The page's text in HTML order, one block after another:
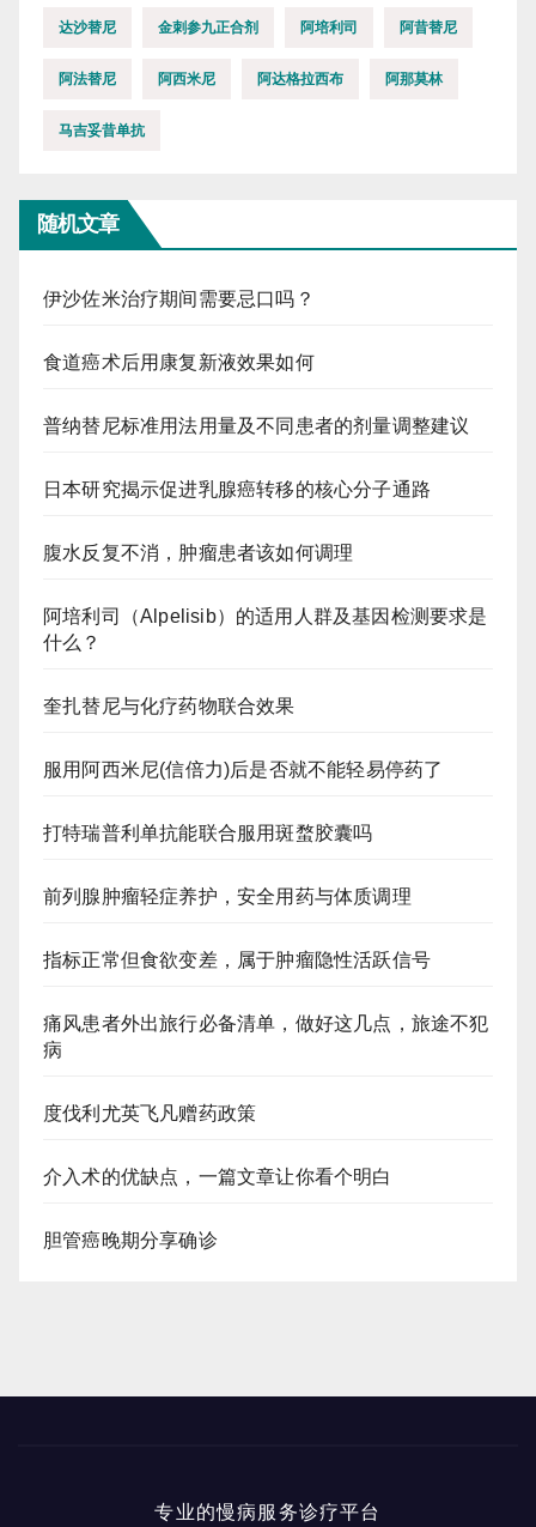
达沙替尼 金刺参九正合剂 阿培利司 阿昔替尼
阿法替尼 阿西米尼 阿达格拉西布 阿那莫林
马吉妥昔单抗
随机文章
伊沙佐米治疗期间需要忌口吗？
食道癌术后用康复新液效果如何
普纳替尼标准用法用量及不同患者的剂量调整建议
日本研究揭示促进乳腺癌转移的核心分子通路
腹水反复不消，肿瘤患者该如何调理
阿培利司（Alpelisib）的适用人群及基因检测要求是
什么？
奎扎替尼与化疗药物联合效果
服用阿西米尼(信倍力)后是否就不能轻易停药了
打特瑞普利单抗能联合服用斑蝥胶囊吗
前列腺肿瘤轻症养护，安全用药与体质调理
指标正常但食欲变差，属于肿瘤隐性活跃信号
痛风患者外出旅行必备清单，做好这几点，旅途不犯
病
度伐利尤英飞凡赠药政策
介入术的优缺点，一篇文章让你看个明白
胆管癌晚期分享确诊
专业的慢病服务诊疗平台